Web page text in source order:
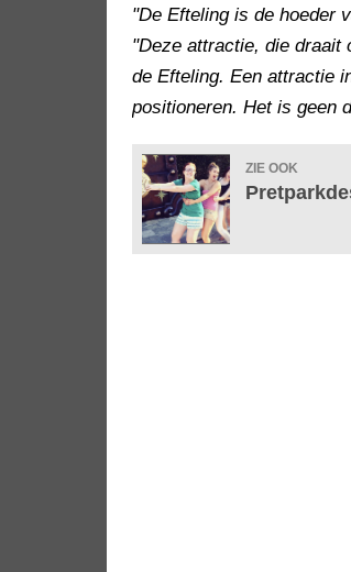
"De Efteling is de hoeder
"Deze attractie, die draait
de Efteling. Een attractie
positioneren. Het is geen
ZIE OOK